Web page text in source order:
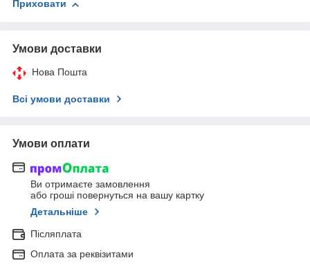
Приховати
Умови доставки
Нова Пошта
Всі умови доставки
Умови оплати
Ви отримаєте замовлення
або гроші повернуться на вашу картку
Детальніше
Післяплата
Оплата за реквізитами